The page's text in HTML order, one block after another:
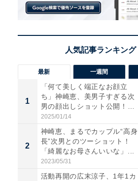
最新 一週間
1
「何て美しく端正なお顔立
ち」神崎恵、美男子すぎる次
男の顔出しショット公開！
「め...
2025/01/14
2
神崎恵、まるでカップル“高身
長”次男とのツーショット！
「綺麗なお母さんいいな」...
2023/05/31
活動再開の広末涼子、1年1カ